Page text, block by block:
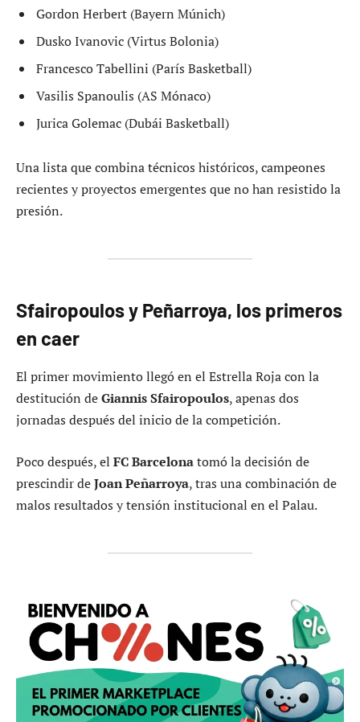
Gordon Herbert (Bayern Múnich)
Dusko Ivanovic (Virtus Bolonia)
Francesco Tabellini (París Basketball)
Vasilis Spanoulis (AS Mónaco)
Jurica Golemac (Dubái Basketball)
Una lista que combina técnicos históricos, campeones
recientes y proyectos emergentes que no han resistido la
presión.
Sfairopoulos y Peñarroya, los primeros
en caer
El primer movimiento llegó en el Estrella Roja con la
destitución deGiannis Sfairopoulos, apenas dos
jornadas después del inicio de la competición.
Poco después, el FC Barcelonatomó la decisión de
prescindir deJoan Peñarroya, tras una combinación de
malos resultados y tensión institucional en el Palau.